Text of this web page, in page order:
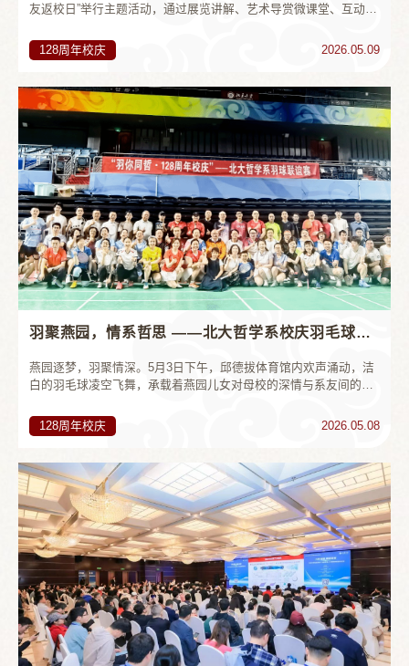
友返校日”举行主题活动，通过展览讲解、艺术导赏微课堂、互动打
次，很好地展示了校园文化建设成果与美育创新实践。讲堂旭日厅
打卡点4月18日，以“相约燕园，梦想起航”为主题的2026年北大校园
科学在此相聚”的主题活动。当日，开放观众厅座椅、...
128周年校庆 2026.05.09
羽聚燕园，情系哲思 ——北大哲学系校庆羽毛球联谊赛举行
燕园逐梦，羽聚情深。5月3日下午，邱德拔体育馆内欢声涌动，洁
白的羽毛球凌空飞舞，承载着燕园儿女对母校的深情与系友间的牵
举办“羽你同哲•128周年校庆”——北大哲学系羽毛球联谊赛。以羽
球为媒搭建沟通桥梁，联结在校师生与海内外系友、兄弟院系校
参赛选手遵循瑞士赛制，在四个场地同步展开博弈，每对搭档完成
四场对决，...
128周年校庆 2026.05.08